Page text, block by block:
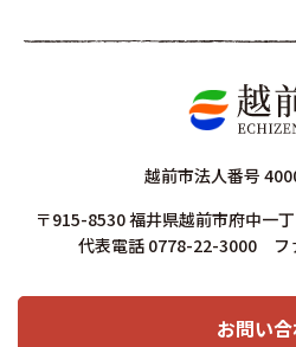
越前市法人番号
〒915-8530 福井県越前市府中一
代表電話 0778-22-3000 フ
お問い